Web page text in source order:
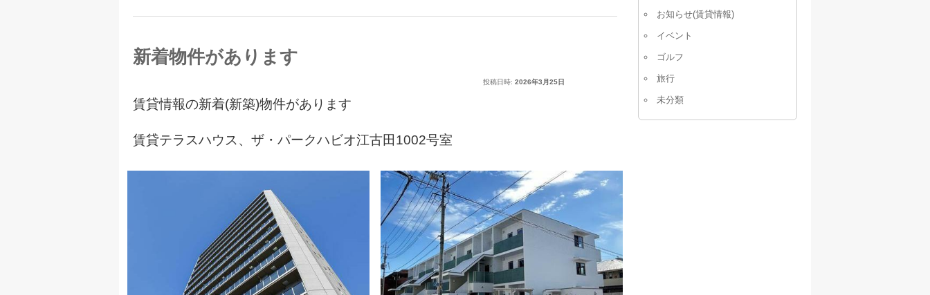
新着物件があります
投稿日時: 2026年3月25日
賃貸情報の新着(新築)物件があります
賃貸テラスハウス 、 ザ・パークハビオ江古田1002号室
お知らせ(賃貸情報)
イベント
ゴルフ
旅行
未分類